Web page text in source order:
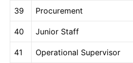
39 Procurement
40 Junior Staff
41 Operational Supervisor